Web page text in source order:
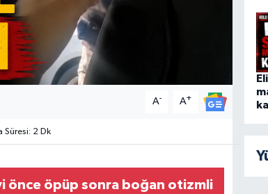
A- A+
Süresi: 2 Dk
önce öpüp sonra boğan otizmli